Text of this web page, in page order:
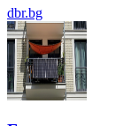
dbr.bg